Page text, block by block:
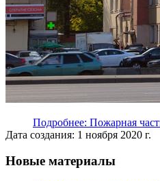
Подробнее: Пожарная
Дата создания: 1 ноября 2020 г.
Новые материалы